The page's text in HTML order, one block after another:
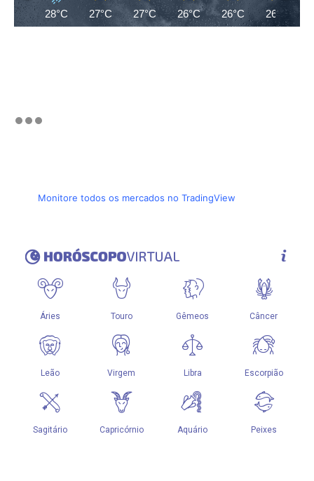
28°C 27°C 27°C 26°C 26°C 26°C
Monitore todos os mercados no TradingView